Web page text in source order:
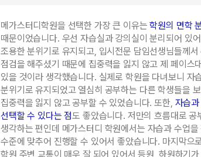
메가스터디학원을 선택한 가장 큰 이유는학원의 면학
때문이었습니다. 우선 자습실과 강의실이 분리되어 있
조용한 분위기로 유지되고, 입시전문 담임선생님들께서
점검을 해주셨기 때문에 집중력을 잃지 않고 제 페이스
있을 것이라 생각했습니다. 실제로 학원을 다녀보니 자
분위기로 유지되었고 열심히 공부하는 다른 학생들을
집중력을 잃지 않고 공부할 수 있었습니다. 또한, 자습
선택할 수 있다는 점도 좋았습니다. 저만의 흐름대로 공
생각하는 편인데 메가스터디 학원에서는 자습과 수업을
수준에 맞추어 진행할 수 있어서 좋았습니다. 마지막으
학원 주변 교통이 매우 잘 되어 있어서 등원, 하원하기